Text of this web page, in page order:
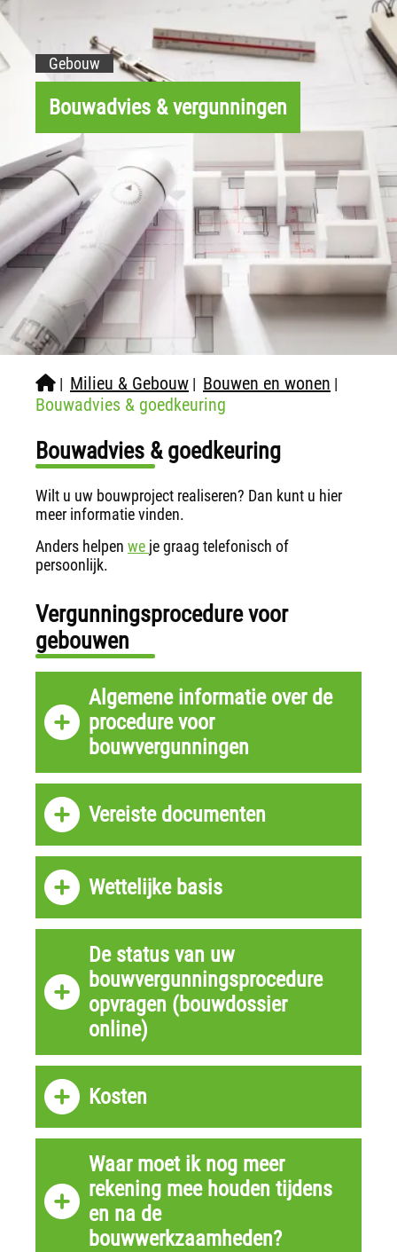
Gebouw
Bouwadvies & vergunningen
| Milieu & Gebouw | Bouwen en wonen |
Bouwadvies & goedkeuring
Bouwadvies & goedkeuring
Wilt u uw bouwproject realiseren? Dan kunt u hier
meer informatie vinden.
Anders helpen we je graag telefonisch of
persoonlijk.
Vergunningsprocedure voor
gebouwen
Algemene informatie over de
procedure voor
bouwvergunningen
Vereiste documenten
Wettelijke basis
De status van uw
bouwvergunningsprocedure
opvragen (bouwdossier
online)
Kosten
Waar moet ik nog meer
rekening mee houden tijdens
en na de
bouwwerkzaamheden?